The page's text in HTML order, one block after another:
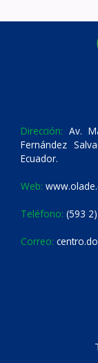
Dirección: Av.
Fernández
Ecuador.
Web:
Teléfono: (593
Correo: